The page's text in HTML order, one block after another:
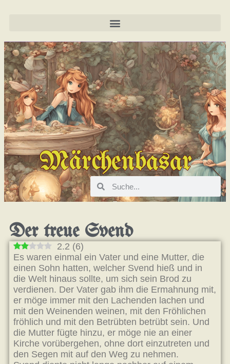
Märchenbasar
Der treue Svend
2.2 (6)
Es waren einmal ein Vater und eine Mutter, die
einen Sohn hatten, welcher Svend hieß und in
die Welt hinaus sollte, um sich sein Brod zu
verdienen. Der Vater gab ihm die Ermahnung mit,
er möge immer mit den Lachenden lachen und
mit den Weinenden weinen, mit den Fröhlichen
fröhlich und mit den Betrübten betrübt sein. Und
die Mutter fügte hinzu, er möge nie an einer
Kirche vorübergehen, ohne dort einzutreten und
den Segen mit auf den Weg zu nehmen.